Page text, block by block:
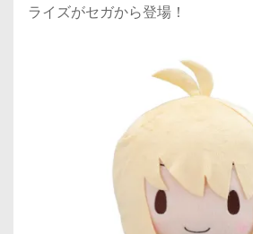
ライズがセガから登場！